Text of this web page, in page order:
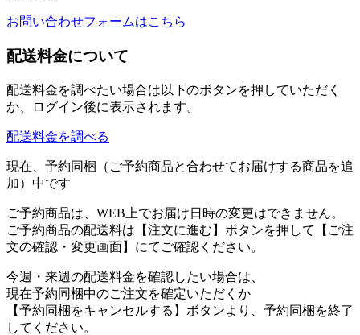
お問い合わせフォームはこちら
配送料金について
配送料金を調べたい場合は以下のボタンを押していただく
か、ログイン後に表示されます。
配送料金を調べる
現在、予約同梱（ご予約商品と合わせてお届けする商品を追
加）中です
ご予約商品は、WEB上でお届け日時の変更はできません。
ご予約商品の配送料は【注文に進む】ボタンを押して【ご注
文の確認・変更画面】にてご確認ください。
今週・来週の配送料金を確認したい場合は、
現在予約同梱中のご注文を確定いただくか
【予約同梱をキャンセルする】ボタンより、予約同梱を終了
してください。